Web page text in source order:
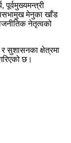
मेनुका खाँड
नेतृत्वको
र सुशासनका क्षेत्रमा
छ।